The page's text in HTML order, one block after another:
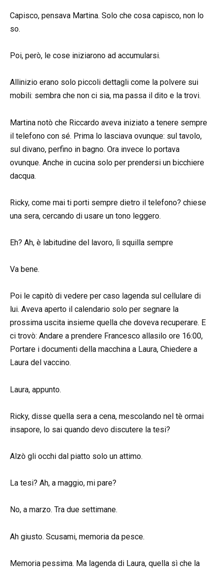
Capisco, pensava Martina. Solo che cosa capisco, non lo
so.
Poi, però, le cose iniziarono ad accumularsi.
Allinizio erano solo piccoli dettagli come la polvere sui
mobili: sembra che non ci sia, ma passa il dito e la trovi.
Martina notò che Riccardo aveva iniziato a tenere sempre
il telefono con sé. Prima lo lasciava ovunque: sul tavolo,
sul divano, perfino in bagno. Ora invece lo portava
ovunque. Anche in cucina solo per prendersi un bicchiere
dacqua.
Ricky, come mai ti porti sempre dietro il telefono? chiese
una sera, cercando di usare un tono leggero.
Eh? Ah, è labitudine del lavoro, lì squilla sempre
Va bene.
Poi le capitò di vedere per caso lagenda sul cellulare di
lui. Aveva aperto il calendario solo per segnare la
prossima uscita insieme quella che doveva recuperare. E
ci trovò: Andare a prendere Francesco allasilo ore 16:00,
Portare i documenti della macchina a Laura, Chiedere a
Laura del vaccino.
Laura, appunto.
Ricky, disse quella sera a cena, mescolando nel tè ormai
insapore, lo sai quando devo discutere la tesi?
Alzò gli occhi dal piatto solo un attimo.
La tesi? Ah, a maggio, mi pare?
No, a marzo. Tra due settimane.
Ah giusto. Scusami, memoria da pesce.
Memoria pessima. Ma lagenda di Laura, quella sì che la